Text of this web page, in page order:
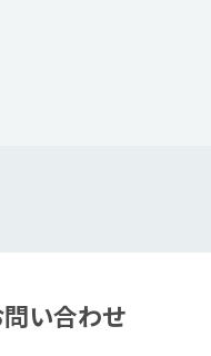
い合わせ